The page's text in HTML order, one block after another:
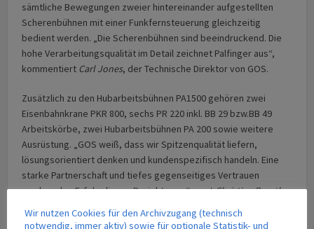
sämtliche Bewegungen zweier hintereinander aufgestellten
Scherenbühnen mit einer Funkfernsteuerung gleichzeitig
bedient werden. „Die Scherenbühnen sind beeindruckend. Die
hohe Verarbeitungsqualität im Detail zeichnet Palfinger aus“,
kommentiert Carl Jones, der Technische Direktor von GOS.
Zusätzlich zu den Hubarbeitsbühnen PA1500 gehören zwei
Eisenbahnkrane PKR 800, sechs PR 220 inkl. BB 29 bzw.BB 49
Arbeitskörbe, zwei Hubarbeitsbühnen PA 200 sowie weitere
Ausrüstung. „GOS weiß, dass wir Spitzenqualität liefern,
lösungsorientiert denken und kundenspezifisch handeln. Eine
starke Partnerschaft und tiefes gegenseitiges Vertrauen
machen den Erfolg dieses Projekts aus“, sagtChristian Prantl,
Wir nutzen Cookies für den Archivzugang (technisch
notwendig, immer aktiv) sowie für optionale Statistik- und